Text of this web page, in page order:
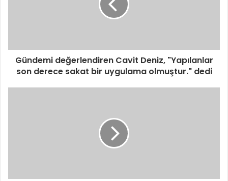
Gündemi değerlendiren Cavit Deniz, "Yapılanlar
son derece sakat bir uygulama olmuştur." dedi